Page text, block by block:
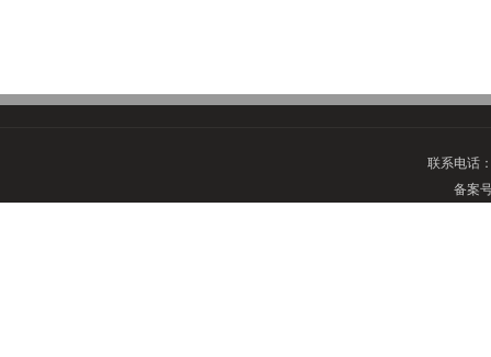
联系电话
备案